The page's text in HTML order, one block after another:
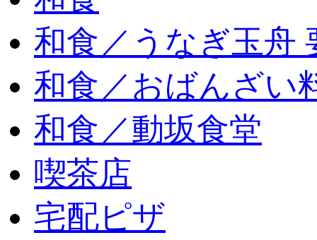
和食／うなぎ玉舟
和食／おばんざい
和食／動坂食堂
喫茶店
宅配ピザ